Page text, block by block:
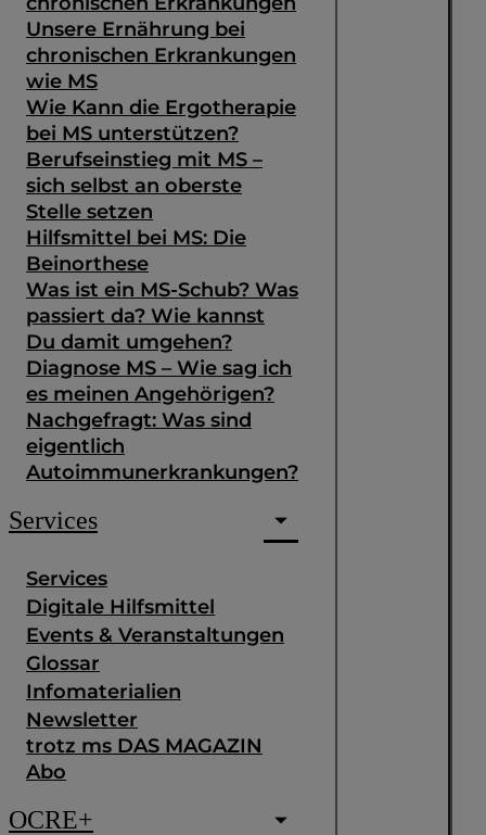
Unsere Ernährung bei
chronischen Erkrankungen
wie MS
Wie Kann die Ergotherapie
bei MS unterstützen?
Berufseinstieg mit MS –
sich selbst an oberste
Stelle setzen
Hilfsmittel bei MS: Die
Beinorthese
Was ist ein MS-Schub? Was
passiert da? Wie kannst
Du damit umgehen?
Diagnose MS – Wie sag ich
es meinen Angehörigen?
Nachgefragt: Was sind
eigentlich
Autoimmunerkrankungen?
Services
Services
Digitale Hilfsmittel
Events & Veranstaltungen
Glossar
Infomaterialien
Newsletter
trotz ms DAS MAGAZIN
Abo
OCRE+